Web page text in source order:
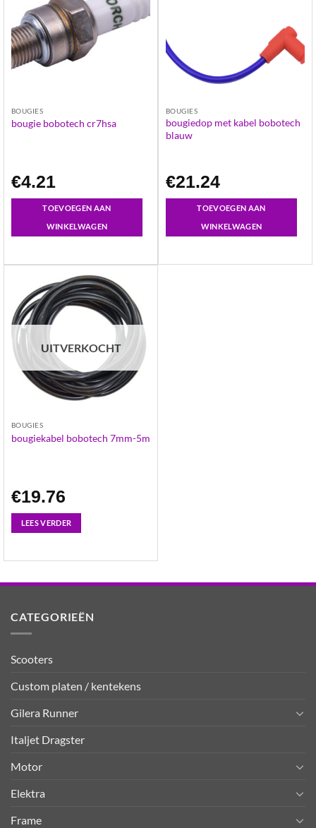
BOUGIES
bougie bobotech cr7hsa
€4.21
TOEVOEGEN AAN
WINKELWAGEN
BOUGIES
bougiedop met kabel bobotech
blauw
€21.24
TOEVOEGEN AAN
WINKELWAGEN
UITVERKOCHT
BOUGIES
bougiekabel bobotech 7mm-5m
€19.76
LEES VERDER
CATEGORIEËN
Scooters
Custom platen / kentekens
Gilera Runner
Italjet Dragster
Motor
Elektra
Frame